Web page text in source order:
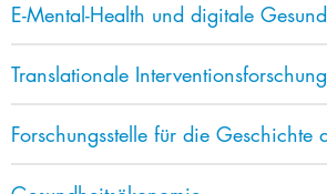
Translationale Interventionsforschung